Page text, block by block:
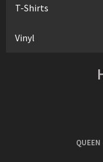
T-Shirts
Vinyl